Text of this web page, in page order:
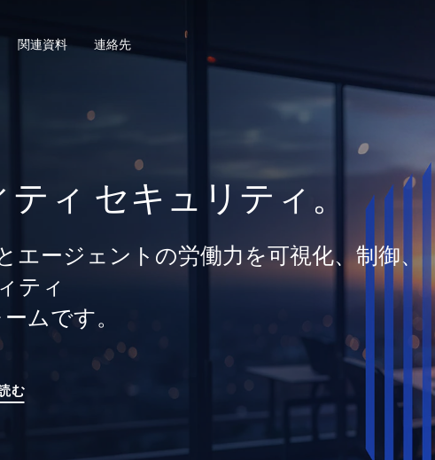
関連資料 連絡先
ィ セキュリティ。
エージェントの労働力を可視化、制御、
ティ
ムです。
む